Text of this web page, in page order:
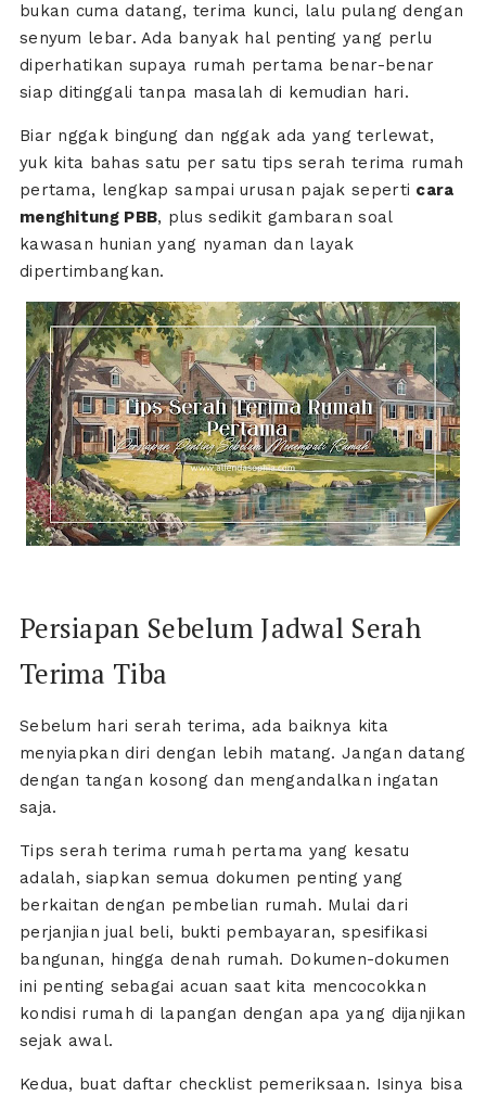
bukan cuma datang, terima kunci, lalu pulang dengan
senyum lebar. Ada banyak hal penting yang perlu
diperhatikan supaya rumah pertama benar-benar
siap ditinggali tanpa masalah di kemudian hari.
Biar nggak bingung dan nggak ada yang terlewat,
yuk kita bahas satu per satu tips serah terima rumah
pertama, lengkap sampai urusan pajak seperti cara
menghitung PBB, plus sedikit gambaran soal
kawasan hunian yang nyaman dan layak
dipertimbangkan.
Persiapan Sebelum Jadwal Serah
Terima Tiba
Sebelum hari serah terima, ada baiknya kita
menyiapkan diri dengan lebih matang. Jangan datang
dengan tangan kosong dan mengandalkan ingatan
saja.
Tips serah terima rumah pertama yang kesatu
adalah, siapkan semua dokumen penting yang
berkaitan dengan pembelian rumah. Mulai dari
perjanjian jual beli, bukti pembayaran, spesifikasi
bangunan, hingga denah rumah. Dokumen-dokumen
ini penting sebagai acuan saat kita mencocokkan
kondisi rumah di lapangan dengan apa yang dijanjikan
sejak awal.
Kedua, buat daftar checklist pemeriksaan. Isinya bisa